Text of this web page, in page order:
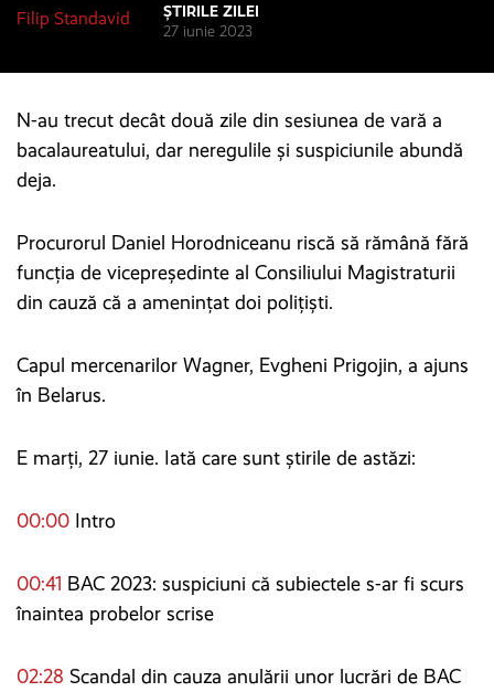
Filip Standavid
ȘTIRILE ZILEI
27 iunie 2023
N-au trecut decât două zile din sesiunea de vară a
bacalaureatului, dar neregulile și suspiciunile abundă
deja.
Procurorul Daniel Horodniceanu riscă să rămână fără
funcția de vicepreședinte al Consiliului Magistraturii
din cauză că a amenințat doi polițiști.
Capul mercenarilor Wagner, Evgheni Prigojin, a ajuns
în Belarus.
E marți, 27 iunie. Iată care sunt știrile de astăzi:
00:00 Intro
00:41 BAC 2023: suspiciuni că subiectele s-ar fi scurs
înaintea probelor scrise
02:28 Scandal din cauza anulării unor lucrări de BAC